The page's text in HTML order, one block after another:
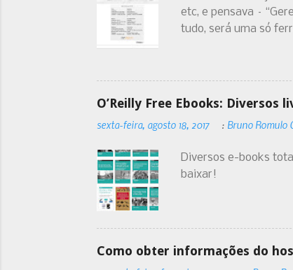
etc, e pensava –
tudo, será uma só
gerenciar todos
rejeito utilizar muitas
O’Reilly Free Ebooks:
sexta-feira, agosto 18, 2017 : Bruno Romulo
Diversos e-books
baixar!
Como obter informações do